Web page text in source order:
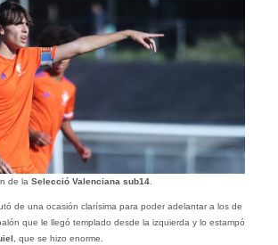
de la Selecció Valenciana sub14.
de una ocasión clarísima para poder adelantar a los de
que le llegó templado desde la izquierda y lo estampó
, que se hizo enorme.